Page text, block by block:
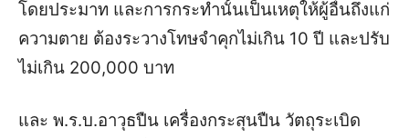
โดยประมาท และการกระทำนั้นเป็นเหตุให้ผู้อื่นถึงแก่
ความตาย ต้องระวางโทษจำคุกไม่เกิน 10 ปี และปรับ
ไม่เกิน 200,000 บาท
และ พ.ร.บ.อาวุธปืน เครื่องกระสุนปืน วัตถุระเบิด